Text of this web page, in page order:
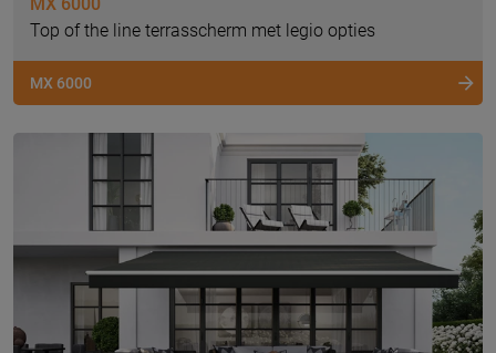
Top of the line terrasscherm met legio opties
MX 6000